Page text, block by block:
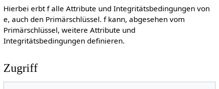
Hierbei erbt f alle Attribute und Integritätsbedingungen von
e, auch den Primärschlüssel. f kann, abgesehen vom
Primärschlüssel, weitere Attribute und
Integritätsbedingungen definieren.
Zugriff